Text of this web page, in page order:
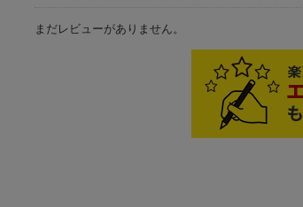
まだレビューがありません。